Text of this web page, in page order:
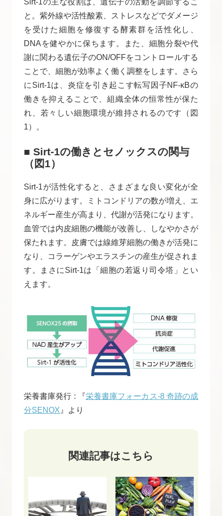
Sirt-1の主な役割は、遺伝子の活動を調節するこ
と。紫外線や活性酸素、ストレスなどでダメージ
を受けた細胞を修復する酵素群を活性化し、
DNAを健やかに保ちます。また、細胞分裂や代
謝に関わる遺伝子のON/OFFをコントロールする
ことで、細胞が効率よく働く調整をします。さら
にSirt-1は、炎症を引き起こす転写因子NF-κBの
働きを抑えることで、組織全体の恒常性が保た
れ、若々しい細胞環境が維持されるのです（図
1）。
■ Sirt-1の働きとセノックスの関与
（図1）
Sirt-1が活性化すると、さまざまな良い変化が全
身に広がります。ミトコンドリアの数が増え、エ
ネルギー産生が高まり、代謝が活発になります。
血管では内皮細胞の機能が改善し、しなやかさが
保たれます。皮膚では線維芽細胞の働きが活発に
なり、コラーゲンやエラスチンの産生が促されま
す。まさにSirt-1は「細胞の若返り司令塔」とい
えます。
栄養書庫発行 : 『栄養書庫フォーカス-8 奇跡の成
分SENOX 』より
関連記事はこちら